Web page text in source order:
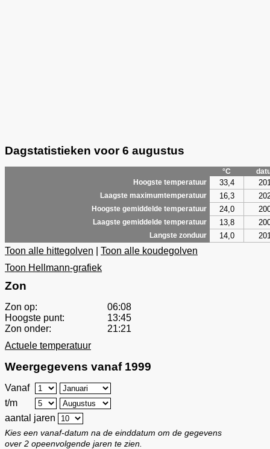
Dagstatistieken voor 6 augustus
°C
Hoogste temperatuur
33,4
Laagste maximumtemperatuur 16,3
Hoogste gemiddelde temperatuur 24,0
Laagste gemiddelde temperatuur 13,8
Langste zonduur 14,0
Toon alle hittegolven
Toon alle koudegolven
Toon Hellmann-grafiek
Zon
Zon op:
06:08
Hoogste punt:
13:45
Zon onder:
21:21
Actuele temperatuur
Weergegevens vanaf 1999
Vanaf
t/m
aantal jaren
Kies een vanaf-datum na de einddatum om de gegevens
over 2 opeenvolgende jaren te zien.